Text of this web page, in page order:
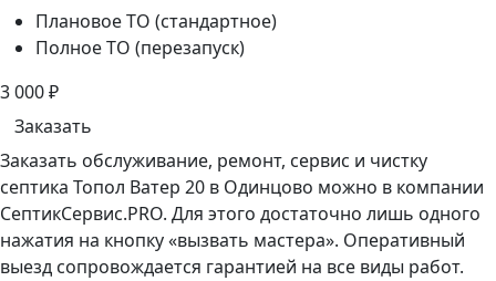
Плановое ТО (стандартное)
Полное ТО (перезапуск)
3 000₽
Заказать
Заказать обслуживание, ремонт, сервис и чистку
септика Топол Ватер 20 в Одинцово можно в компании
СептикСервис.PRO. Для этого достаточно лишь одного
нажатия на кнопку «вызвать мастера». Оперативный
выезд сопровождается гарантией на все виды работ.